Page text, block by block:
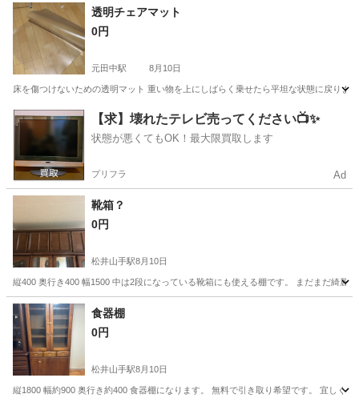
京都 京都市 藤森駅 テーブル
透明チェアマット
0円
元田中駅 8月10日
床を傷つけないための透明マット 重い物を上にしばらく乗せたら平坦な状態に戻りま
京都 京都市 元田中駅 カーペット/マット/ラグ
【求】壊れたテレビ売ってください📺✨
状態が悪くてもOK！最大限買取します
プリフラ Ad
靴箱？
0円
松井山手駅8月10日
縦400 奥行き400 幅1500 中は2段になっている靴箱にも使える棚です。 まだまだ綺麗
京都 八幡市 松井山手駅
食器棚
0円
松井山手駅8月10日
縦1800 幅約900 奥行き約400 食器棚になります。 無料で引き取り希望です。 宜しくお